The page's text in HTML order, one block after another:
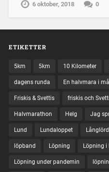
6 oktober, 2018 0
ETIKETTER
5km 5km 10 Kilometer
dagens runda En halvmara i
Friskis & Svettis friskis och
Halvmarathon Helg Jag
Lund Lundaloppet
löpband Löpning Löpning i
Löpning under pandemin